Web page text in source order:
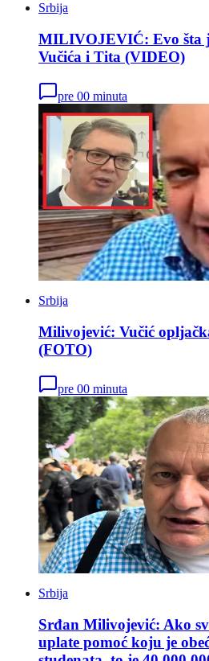
Srbija
MILIVOJEVIĆ: Evo šta
Vučića i Tita (VIDEO)
pre 00 minuta
Srbija
Milivojević: Vučić
(FOTO)
pre 00 minuta
Srbija
Srđan Milivojević: Ako
uplate pomoć koju je